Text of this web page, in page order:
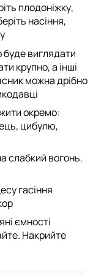
плодоніжку,
насіння,
буде виглядати
крупно, а інші
можна дрібно
окремо:
цибулю,
слабкий вогонь.
гасіння
ємності
Накрийте